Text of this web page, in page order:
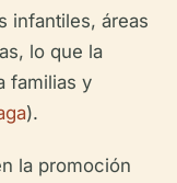
infantiles, áreas
lo que la
familias y
).
la promoción